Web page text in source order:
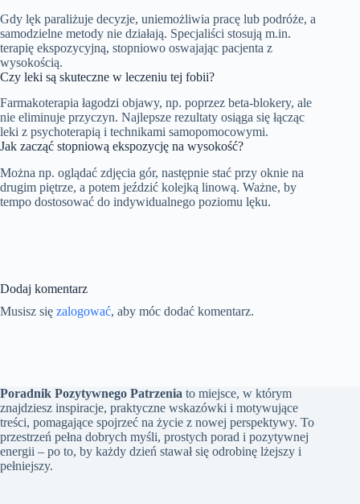
Gdy lęk paraliżuje decyzje, uniemożliwia pracę lub podróże, a
samodzielne metody nie działają. Specjaliści stosują m.in.
terapię ekspozycyjną, stopniowo oswajając pacjenta z
wysokością.
Czy leki są skuteczne w leczeniu tej fobii?
Farmakoterapia łagodzi objawy, np. poprzez beta-blokery, ale
nie eliminuje przyczyn. Najlepsze rezultaty osiąga się łącząc
leki z psychoterapią i technikami samopomocowymi.
Jak zacząć stopniową ekspozycję na wysokość?
Można np. oglądać zdjęcia gór, następnie stać przy oknie na
drugim piętrze, a potem jeździć kolejką linową. Ważne, by
tempo dostosować do indywidualnego poziomu lęku.
Dodaj komentarz
Musisz się zalogować, aby móc dodać komentarz.
Poradnik Pozytywnego Patrzenia to miejsce, w którym
znajdziesz inspiracje, praktyczne wskazówki i motywujące
treści, pomagające spojrzeć na życie z nowej perspektywy. To
przestrzeń pełna dobrych myśli, prostych porad i pozytywnej
energii – po to, by każdy dzień stawał się odrobinę lżejszy i
pełniejszy.